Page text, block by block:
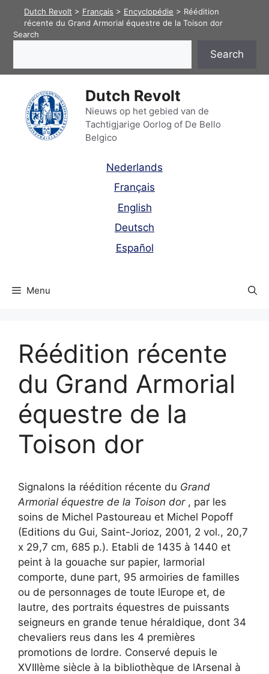
content
Dutch Revolt > Français > Encyclopédie > Réédition
récente du Grand Armorial équestre de la Toison dor
Search
Search
Dutch Revolt
Nieuws op het gebied van de
Tachtigjarige Oorlog of De Bello
Belgico
Nederlands
Français
English
Deutsch
Español
Menu
Réédition récente
du Grand Armorial
équestre de la
Toison dor
Signalons la réédition récente du Grand
Armorial équestre de la Toison dor , par les
soins de Michel Pastoureau et Michel Popoff
(Editions du Gui, Saint-Jorioz, 2001, 2 vol., 20,7
x 29,7 cm, 685 p.). Etabli de 1435 à 1440 et
peint à la gouache sur papier, larmorial
comporte, dune part, 95 armoiries de familles
ou de personnages de toute lEurope et, de
lautre, des portraits équestres de puissants
seigneurs en grande tenue héraldique, dont 34
chevaliers reus dans les 4 premières
promotions de lordre. Conservé depuis le
XVIIIème siècle à la bibliothèque de lArsenal à